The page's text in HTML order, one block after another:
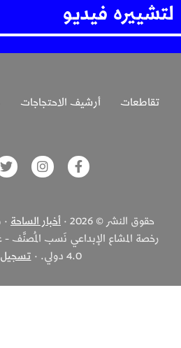
لتشييره فيديو
تقاطعات أرشيف الاحتجاجات
on Facebook
حقوق النشر © 2026 · أخبار الساحة
رخصة المشاع الإبداعي نَسب المُصنَّف -
4.0 دولي. ·
تسجيل